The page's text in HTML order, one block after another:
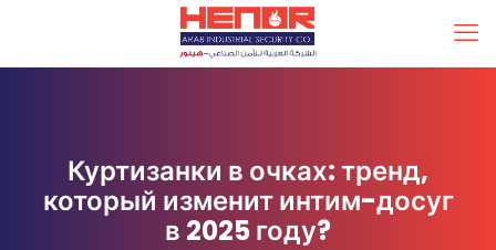
Куртизанки в очках: тренд,
который изменит интим-досуг
в 2025 году?